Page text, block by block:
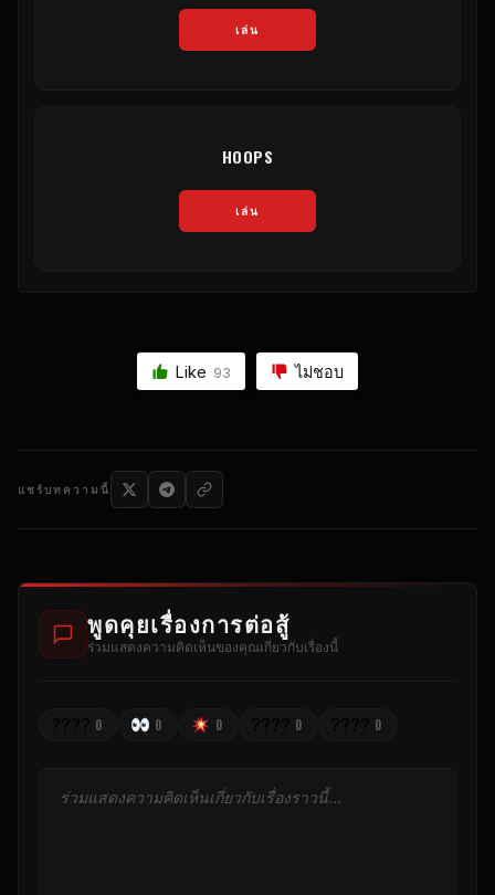
เล่น
HOOPS
เล่น
Like 93 ไม่ชอบ
แชร์บทความนี้
พูดคุยเรื่องการต่อสู้
ร่วมแสดงความคิดเห็นของคุณเกี่ยวกับเรื่องนี้
0 0 0 0 0